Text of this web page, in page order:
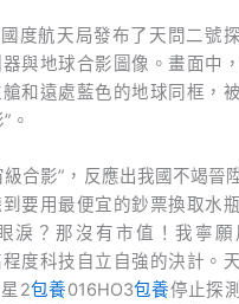
度航天局發布了天問二號
與地球合影圖像。畫面中
和遠處藍色的地球同框，
。
級合影”，反應出我國不竭晉
要用最便宜的鈔票換取水
淚？那沒有市值！我寧願
度科技自立自強的決計。
2包養016HO3包養停止探